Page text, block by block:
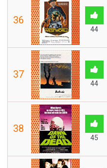
36
44
37
44
38
45